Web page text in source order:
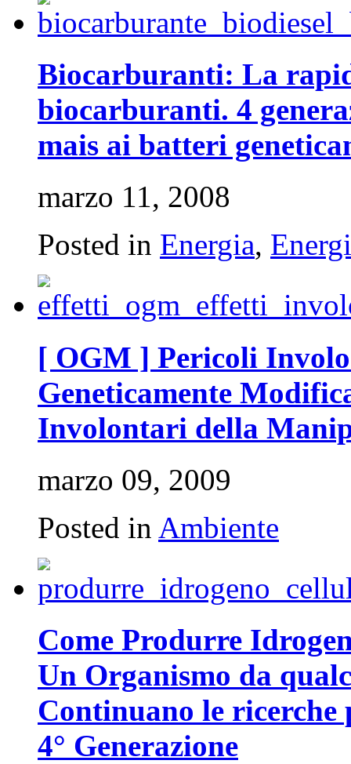
Biocarburanti: La
biocarburanti. 4
mais ai batteri
marzo 11, 2008
Posted in Energia,
[ OGM ] Pericoli
Geneticamente
Involontari della
marzo 09, 2009
Posted in Ambiente
Come Produrre
Un Organismo da
Continuano le
4° Generazione